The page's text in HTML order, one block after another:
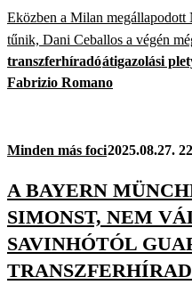
Eközben a Milan megállapodott
tűnik, Dani Ceballos a végén
transzferhíradóátigazolási
Fabrizio Romano
Minden más foci2025.08.27.
A BAYERN
SIMONST, NEM
SAVINHÓTÓL